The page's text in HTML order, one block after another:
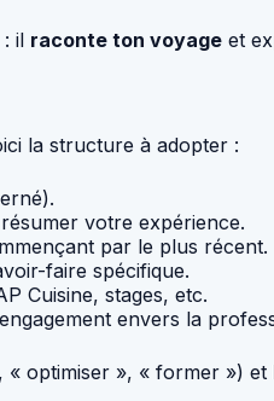
il raconte ton voyage et
la structure à adopter :
votre expérience.
par le plus récent.
faire spécifique.
Cuisine, stages, etc.
envers la
optimiser », « former ») et